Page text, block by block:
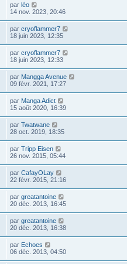
par léo
14 nov. 2023, 20:46
par cryoflammer7
18 juin 2023, 12:35
par cryoflammer7
18 juin 2023, 12:33
par Mangga Avenue
09 févr. 2021, 17:27
par Manga Adict
15 août 2020, 16:39
par Twatwane
28 oct. 2019, 18:35
par Tripp Eisen
26 nov. 2015, 05:44
par CafayOLay
22 févr. 2015, 21:16
par greatantoine
20 déc. 2013, 16:45
par greatantoine
20 déc. 2013, 16:38
par Echoes
06 déc. 2013, 04:50